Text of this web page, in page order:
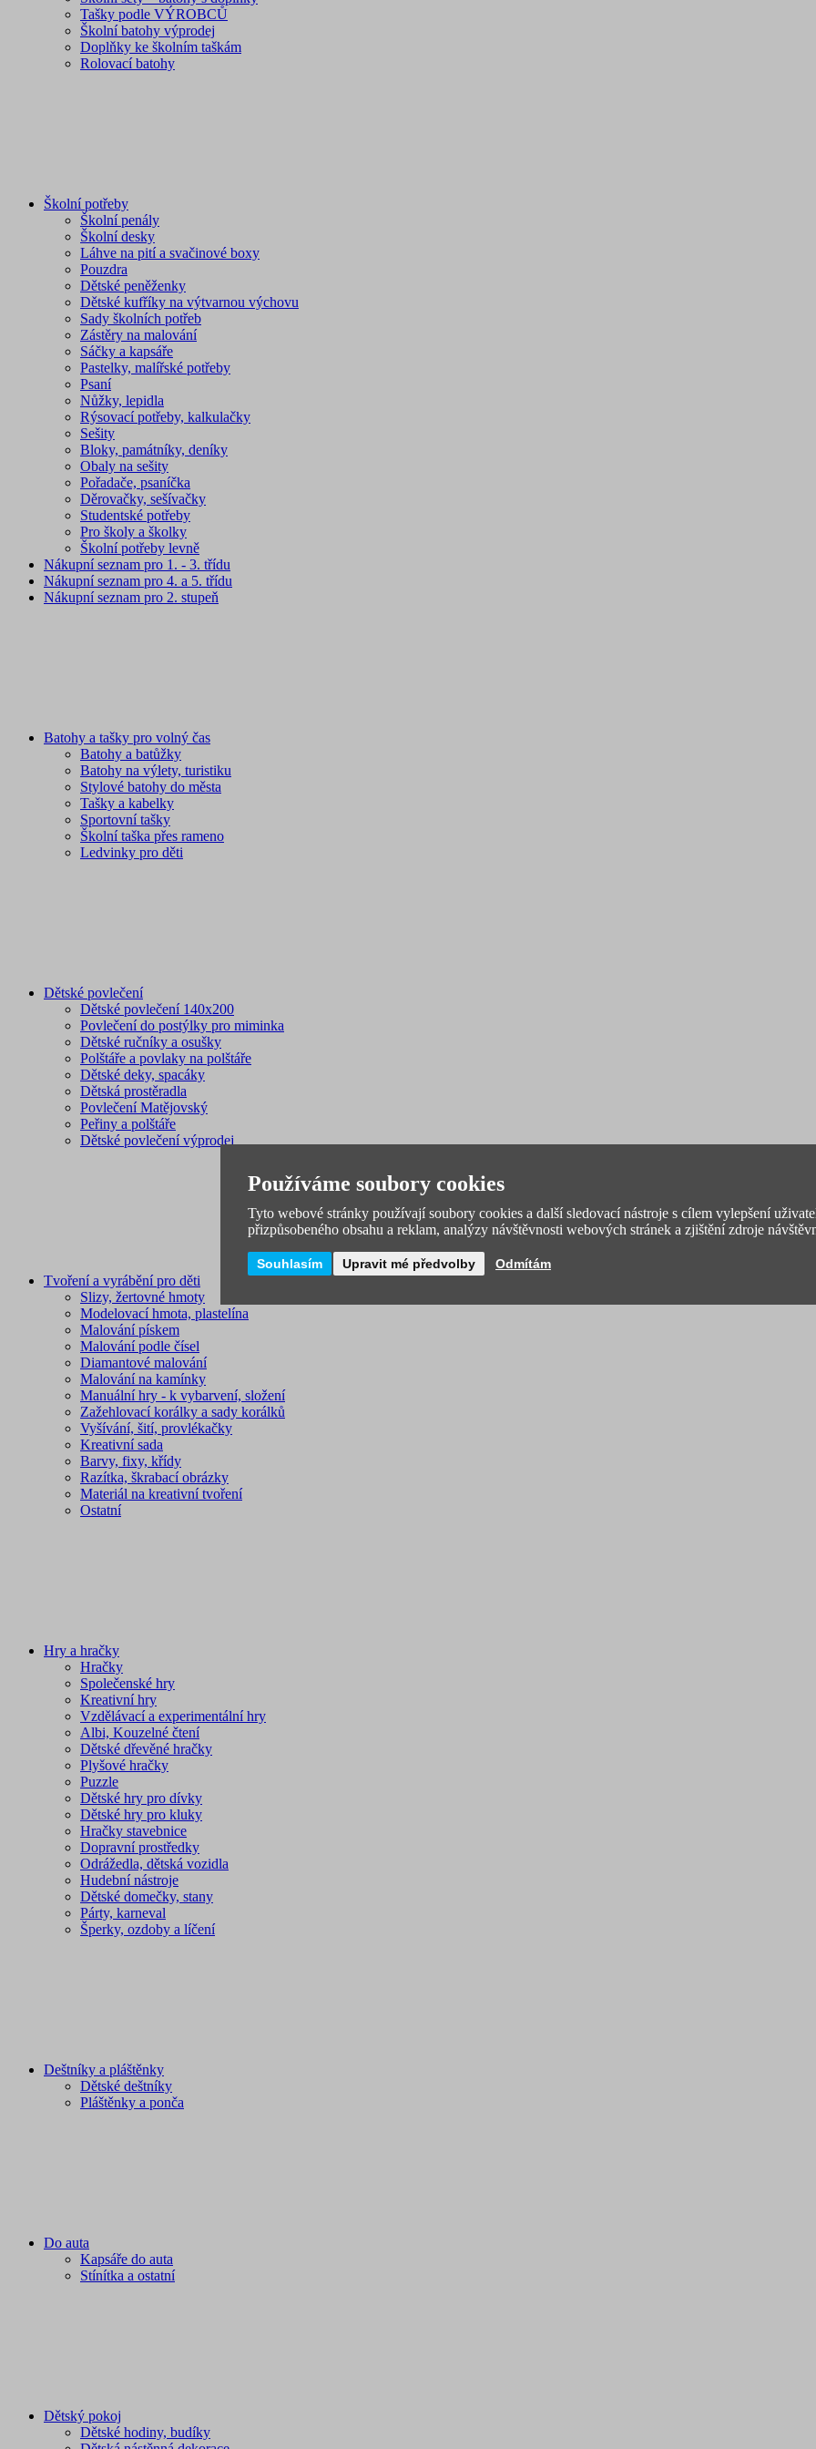
Tašky podle VÝROBCŮ
Školní batohy výprodej
Doplňky ke školním taškám
Rolovací batohy
Školní potřeby
Školní penály
Školní desky
Láhve na pití a svačinové boxy
Pouzdra
Dětské peněženky
Dětské kufříky na výtvarnou výchovu
Sady školních potřeb
Zástěry na malování
Sáčky a kapsáře
Pastelky, malířské potřeby
Psaní
Nůžky, lepidla
Rýsovací potřeby, kalkulačky
Sešity
Bloky, památníky, deníky
Obaly na sešity
Pořadače, psaníčka
Děrovačky, sešívačky
Studentské potřeby
Pro školy a školky
Školní potřeby levně
Nákupní seznam pro 1. - 3. třídu
Nákupní seznam pro 4. a 5. třídu
Nákupní seznam pro 2. stupeň
Batohy a tašky pro volný čas
Batohy a batůžky
Batohy na výlety, turistiku
Stylové batohy do města
Tašky a kabelky
Sportovní tašky
Školní taška přes rameno
Ledvinky pro děti
Dětské povlečení
Dětské povlečení 140x200
Povlečení do postýlky pro miminka
Dětské ručníky a osušky
Polštáře a povlaky na polštáře
Dětské deky, spacáky
Dětská prostěradla
Povlečení Matějovský
Peřiny a polštáře
Dětské povlečení výprodej
Tvoření a vyrábění pro děti
Slizy, žertovné hmoty
Modelovací hmota, plastelína
Malování pískem
Malování podle čísel
Diamantové malování
Malování na kamínky
Manuální hry - k vybarvení, složení
Zažehlovací korálky a sady korálků
Vyšívání, šití, provlékačky
Kreativní sada
Barvy, fixy, křídy
Razítka, škrabací obrázky
Materiál na kreativní tvoření
Ostatní
Hry a hračky
Hračky
Společenské hry
Kreativní hry
Vzdělávací a experimentální hry
Albi, Kouzelné čtení
Dětské dřevěné hračky
Plyšové hračky
Puzzle
Dětské hry pro dívky
Dětské hry pro kluky
Hračky stavebnice
Dopravní prostředky
Odrážedla, dětská vozidla
Hudební nástroje
Dětské domečky, stany
Párty, karneval
Šperky, ozdoby a líčení
Deštníky a pláštěnky
Dětské deštníky
Pláštěnky a ponča
Do auta
Kapsáře do auta
Stínítka a ostatní
Dětský pokoj
Dětské hodiny, budíky
Používáme soubory cookies
Tyto webové stránky používají soubory cookies a další sledovací nástroje s cílem vylepšení
přizpůsobeného obsahu a reklam, analýzy návštěvnosti webových stránek a zjištění zdroje
Souhlasím Upravit mé předvolby Odmítám